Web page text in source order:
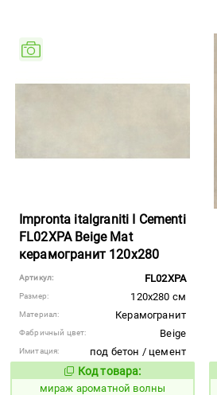
Impronta italgraniti I Cementi
FL02XPA Beige Mat
керамогранит 120x280
Артикул: FL02XPA
Размер: 120x280 см
Материал: Керамогранит
Фабричный цвет: Beige
Имитация:
под бетон / цемент
Код товара:
984637 Код товара:
мираж ароматной волны